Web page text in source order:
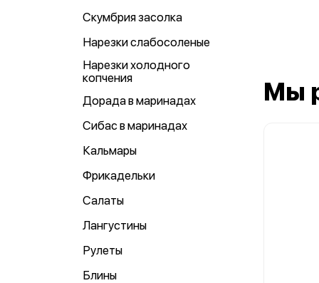
Скумбрия засолка
Нарезки слабосоленые
Нарезки холодного
копчения
Дорада в маринадах
Сибас в маринадах
Кальмары
Фрикадельки
Салаты
Лангустины
Рулеты
Блины
Мы